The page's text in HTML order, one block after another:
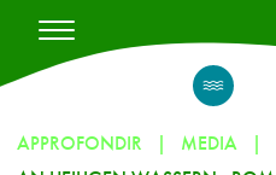
APPROFONDIR MEDIA